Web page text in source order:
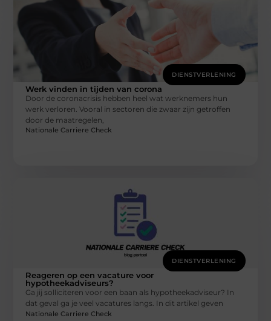
DIENSTVERLENING
Werk vinden in tijden van corona
Door de coronacrisis hebben heel wat werknemers hun
werk verloren. Vooral in sectoren die zwaar zijn getroffen
door de maatregelen,
Nationale Carriere Check
DIENSTVERLENING
Reageren op een vacature voor
hypotheekadviseurs?
Ga jij solliciteren voor een baan als hypotheekadviseur? In
dat geval ga je veel vacatures langs. In dit artikel geven
Nationale Carriere Check